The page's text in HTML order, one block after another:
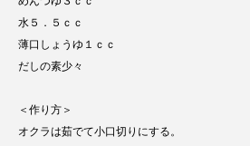
水５．５ｃｃ
薄口しょうゆ１ｃｃ
だしの素少々
＜作り方＞
オクラは茹でて小口切りにする。